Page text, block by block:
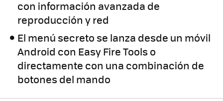
con información avanzada de
reproducción y red
El menú secreto se lanza desde un móvil
Android con Easy Fire Tools o
directamente con una combinación de
botones del mando